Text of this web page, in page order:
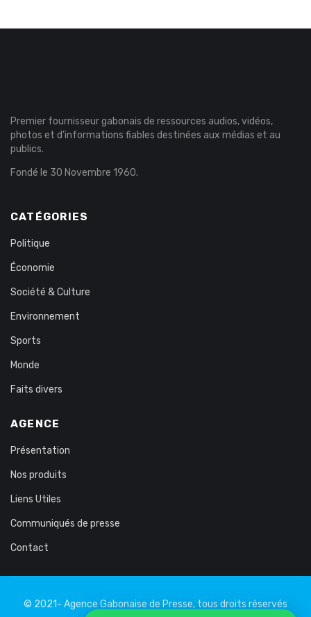
Premier fournisseur gabonais de ressources audios, vidéos,
photos et d’informations fiables destinées aux médias et au
publics.
Fondé le 30 Novembre 1960.
CATÉGORIES
Politique
Économie
Société & Culture
Environnement
Sports
Monde
Faits divers
AGENCE
Présentation
Nos produits
Liens Utiles
Communiqués de presse
Contact
© 2021- Agence Gabonaise de Presse, tous droits réservés